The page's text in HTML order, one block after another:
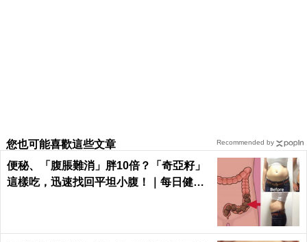
您也可能喜歡這些文章
便秘、「腹脹難消」胖10倍？「奇亞籽」
這樣吃，迅速找回平坦小腹！｜每日健康
Recommended by